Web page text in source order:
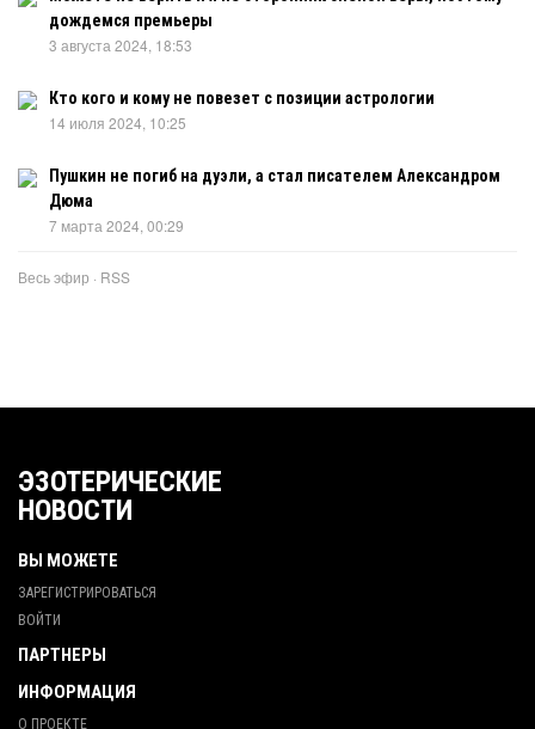
дождемся премьеры
3 августа 2024, 18:53
Кто кого и кому не повезет с позиции астрологии
14 июля 2024, 10:25
Пушкин не погиб на дуэли, а стал писателем Александром
Дюма
7 марта 2024, 00:29
Весь эфир · RSS
ЭЗОТЕРИЧЕСКИЕ
НОВОСТИ
ВЫ МОЖЕТЕ
ЗАРЕГИСТРИРОВАТЬСЯ
ВОЙТИ
ПАРТНЕРЫ
ИНФОРМАЦИЯ
О ПРОЕКТЕ